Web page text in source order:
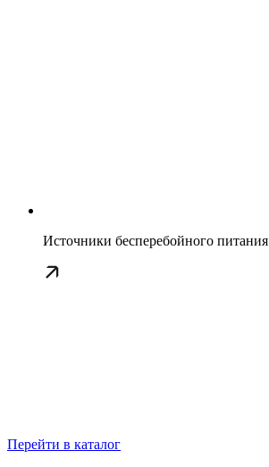
Источники бесперебойного питания
Перейти в каталог